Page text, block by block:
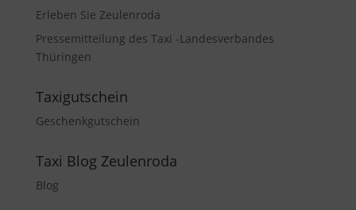
Erleben Sie Zeulenroda
Pressemitteilung des Taxi -Landesverbandes
Thüringen
Taxigutschein
Geschenkgutschein
Taxi Blog Zeulenroda
Blog